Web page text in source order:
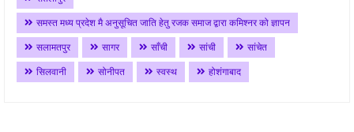
समस्त मध्य प्रदेश मै अनुसूचित जाति हेतु रजक समाज द्वारा कमिश्नर को ज्ञापन
सलामतपुर
सागर साँची सांची
सांचेत
सिलवानी
सोनीपत स्वस्थ होशंगाबाद